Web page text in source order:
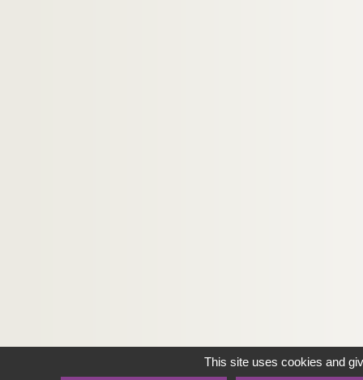
This site uses cookies and